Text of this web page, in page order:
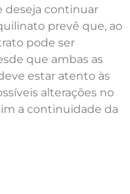
deseja continuar
prevê que, ao
pode ser
que ambas as
estar atento às
alterações no
a continuidade da